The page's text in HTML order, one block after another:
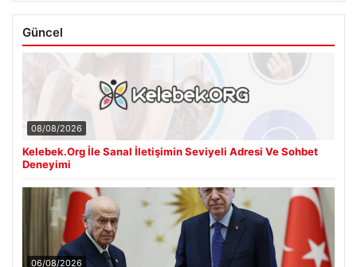
Güncel
08/08/2026
Kelebek.Org İle Sanal İletişimin Seviyeli Adresi Ve Sohbet
Deneyimi
06/08/2026